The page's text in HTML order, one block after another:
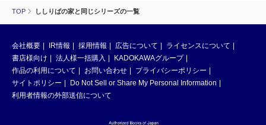
TOP ししりばの家と同じシリーズの一覧
会社概要 IR情報 採用情報 広告について
ライセンスについて
書店様向け
法人様一括購入
KADOKAWAグループ
作品の利用について
お問い合わせ
プライバシーポリシー
サイトポリシー
Do Not Sell or Share My Personal Information
利用者情報の外部送信について